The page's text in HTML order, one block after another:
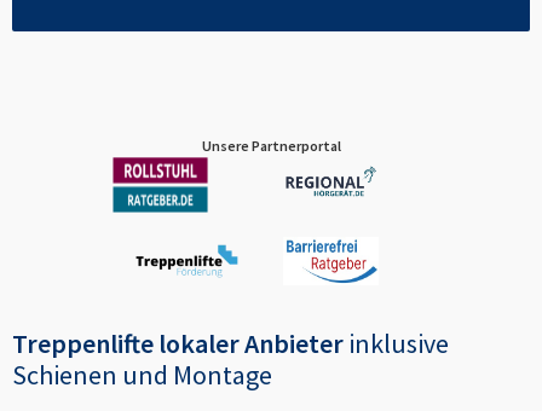
Unsere Partnerportal
Treppenlifte lokaler Anbieter inklusive
Schienen und Montage